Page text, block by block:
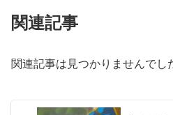
関連記事
関連記事は見つかりませんでし